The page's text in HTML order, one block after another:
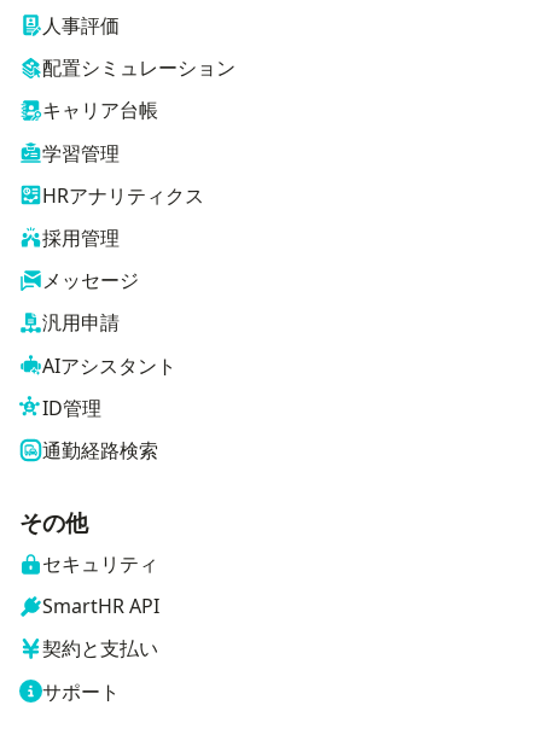
人事評価
配置シミュレーション
キャリア台帳
学習管理
HRアナリティクス
採用管理
メッセージ
汎用申請
AIアシスタント
ID管理
通勤経路検索
その他
セキュリティ
SmartHR API
契約と支払い
サポート